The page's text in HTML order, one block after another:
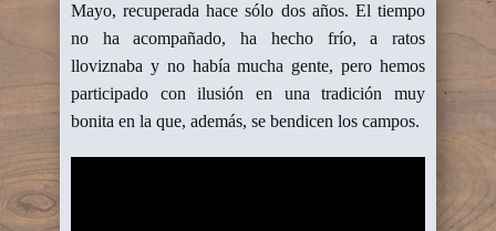
Mayo, recuperada hace sólo dos años. El tiempo
no ha acompañado, ha hecho frío, a ratos
lloviznaba y no había mucha gente, pero hemos
participado con ilusión en una tradición muy
bonita en la que, además, se bendicen los campos.